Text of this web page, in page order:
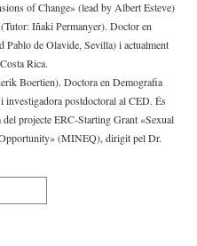
of Change» (lead by Albert Esteve)
Iñaki Permanyer). Doctor en
Pablo de Olavide, Sevilla) i actualment
Rica.
Boertien). Doctora en Demografia
investigadora postdoctoral al CED. És
del projecte ERC-Starting Grant «Sexual
(MINEQ), dirigit pel Dr.